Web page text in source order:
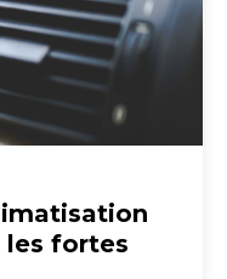
les fortes